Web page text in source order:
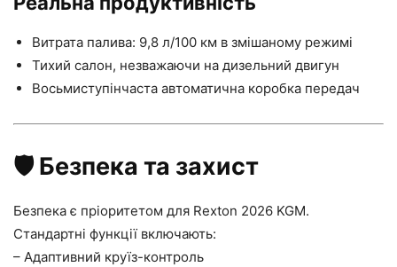
Витрата палива: 9,8 л/100 км в змішаному режимі
Тихий салон, незважаючи на дизельний двигун
Восьмиступінчаста автоматична коробка передач
🛡️Безпека та захист
Безпека є пріоритетом для Rexton 2026 KGM.
Стандартні функції включають:
– Адаптивний круїз-контроль